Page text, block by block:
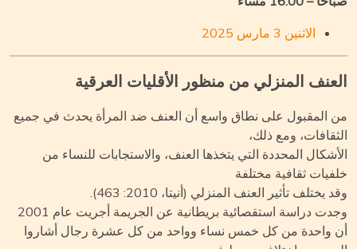
الاثنين 3 مارس 2025
المنزلي من منظور الأقليات العرقية
المقبول على نطاق واسع أن العنف ضد المرأة يحدث في جميع
ومع ذلك،
المحددة التي يتخذها العنف، والاستجابات للنساء من
ثقافية مختلفة
يختلف تأثير العنف المنزلي (أنيتا، 2010: 463).
وجدت دراسة استقصائية بريطانية عن الجريمة أجريت عام 2001
واحدة من كل خمس نساء وواحد من كل عشرة رجال أشاروا